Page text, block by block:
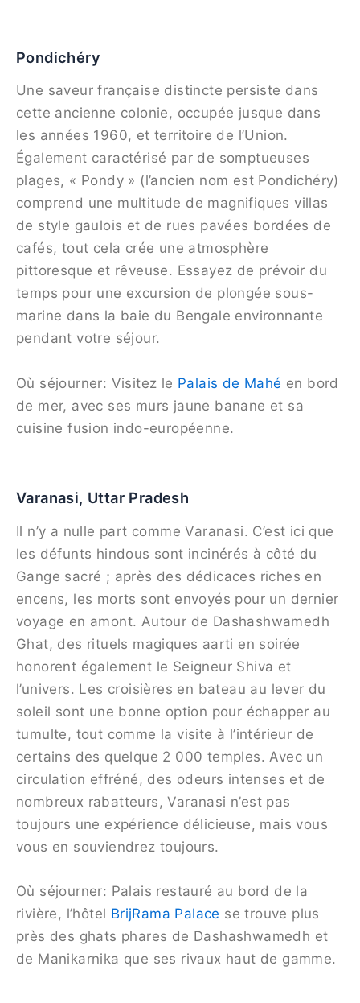
​Pondichéry
Une saveur française distincte persiste dans
cette ancienne colonie, occupée jusque dans
les années 1960, et territoire de l’Union.
Également caractérisé par de somptueuses
plages, « Pondy » (l’ancien nom est Pondichéry)
comprend une multitude de magnifiques villas
de style gaulois et de rues pavées bordées de
cafés, tout cela crée une atmosphère
pittoresque et rêveuse. Essayez de prévoir du
temps pour une excursion de plongée sous-
marine dans la baie du Bengale environnante
pendant votre séjour.
Où séjourner: Visitez le Palais de Mahé en bord
de mer, avec ses murs jaune banane et sa
cuisine fusion indo-européenne.
Varanasi, Uttar Pradesh
Il n’y a nulle part comme Varanasi. C’est ici que
les défunts hindous sont incinérés à côté du
Gange sacré ; après des dédicaces riches en
encens, les morts sont envoyés pour un dernier
voyage en amont. Autour de Dashashwamedh
Ghat, des rituels magiques aarti en soirée
honorent également le Seigneur Shiva et
l’univers. Les croisières en bateau au lever du
soleil sont une bonne option pour échapper au
tumulte, tout comme la visite à l’intérieur de
certains des quelque 2 000 temples. Avec un
circulation effréné, des odeurs intenses et de
nombreux rabatteurs, Varanasi n’est pas
toujours une expérience délicieuse, mais vous
vous en souviendrez toujours.
Où séjourner: Palais restauré au bord de la
rivière, l’hôtel BrijRama Palace se trouve plus
près des ghats phares de Dashashwamedh et
de Manikarnika que ses rivaux haut de gamme.